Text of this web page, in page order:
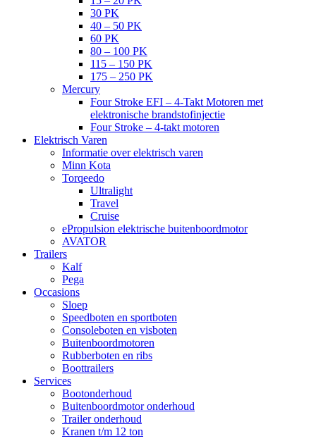
30 PK
40 – 50 PK
60 PK
80 – 100 PK
115 – 150 PK
175 – 250 PK
Mercury
Four Stroke EFI – 4-Takt Motoren met
elektronische brandstofinjectie
Four Stroke – 4-takt motoren
Elektrisch Varen
Informatie over elektrisch varen
Minn Kota
Torqeedo
Ultralight
Travel
Cruise
ePropulsion elektrische buitenboordmotor
AVATOR
Trailers
Kalf
Pega
Occasions
Sloep
Speedboten en sportboten
Consoleboten en visboten
Buitenboordmotoren
Rubberboten en ribs
Boottrailers
Services
Bootonderhoud
Buitenboordmotor onderhoud
Trailer onderhoud
Kranen t/m 12 ton